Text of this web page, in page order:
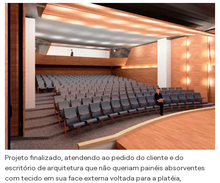
Projeto finalizado, atendendo ao pedido do cliente e do
escritório de arquitetura que não queriam painéis absorventes
com tecido em sua face externa voltada para a platéia,